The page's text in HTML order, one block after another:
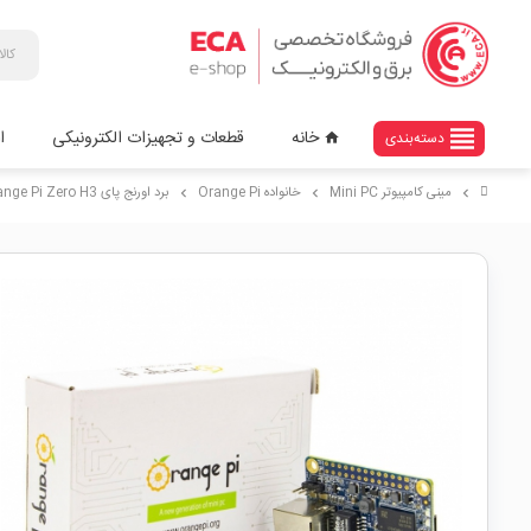
view_headline دسته‌بندی home خانه قطعات و تجهیزات الکترونیکی
chevron_right مینی کامپیوتر Mini PC chevron_right خانواده Orange Pi chevron_right برد اورنج پای Orange Pi Zero H3 با رم 512MB